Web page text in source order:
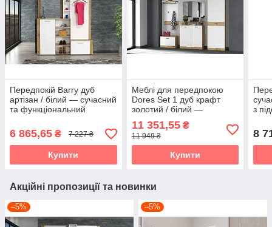
Передпокій Barry дуб
артізан / білий — сучасний
та функціональний
Accord
6 865,65 ₴ 7 227 ₴
Купити
Меблі для передпокою
Dores Set 1 дуб крафт
золотий / білий —
сучасний комплект для
стильного та
функціонального інтер’єру
Accord
11 351,55₴
11 949 ₴
Купити
з
8
Акційні пропозиції та новинки
–5% –5%